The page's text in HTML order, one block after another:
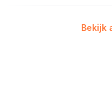
Bekijk